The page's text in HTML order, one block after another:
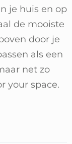
je huis en op
de mooiste
door je
als een
net zo
your space.